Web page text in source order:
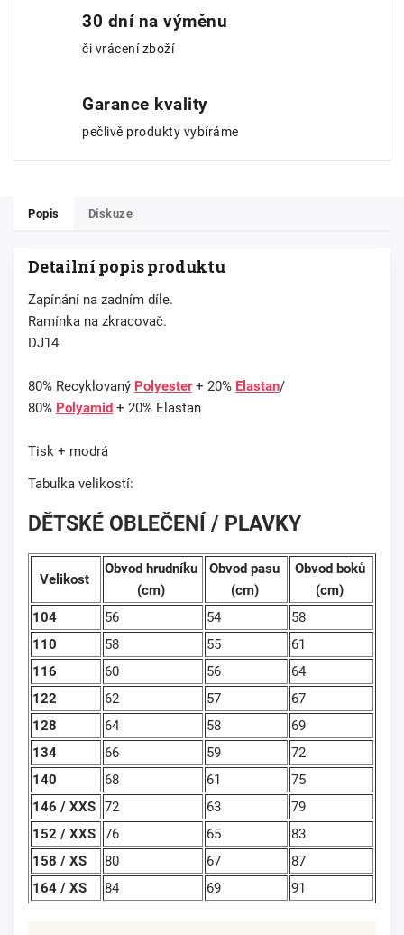
30 dní na výměnu
či vrácení zboží
Garance kvality
pečlivě produkty vybíráme
Popis Diskuze
Detailní popis produktu
Zapínání na zadním díle.
Ramínka na zkracovač.
DJ14
80% Recyklovaný Polyester+ 20% Elastan/
80% Polyamid + 20% Elastan
Tisk + modrá
Tabulka velikostí:
DĚTSKÉ OBLEČENÍ / PLAVKY
Velikost
Obvod hrudníku
(cm)
Obvod pasu
(cm)
Obvod boků
(cm)
104
56 54
58
110
58 55
61
116
60 56
64
122
62 57
67
128
64 58
69
134
66 59
72
140
68 61
75
146 / XXS 72 63
79
152 / XXS 76 65
83
158 / XS
80 67
87
164 / XS
84 69 91